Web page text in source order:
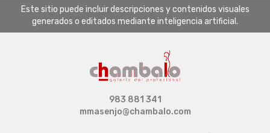
Este sitio puede incluir descripciones y contenidos visuales
generados o editados mediante inteligencia artificial.
983 881 341
mmasenjo@chambalo.com